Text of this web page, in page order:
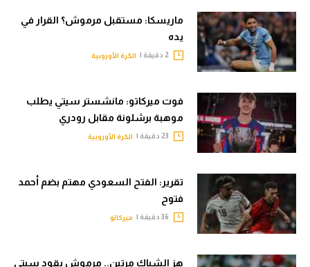
ماريسكا: مستقبل مرموش؟ القرار في
يده
الكرة الأوروبية
فوت ميركاتو: مانشستر سيتي يطلب
موهبة برشلونة مقابل رودري
الكرة الأوروبية
تقرير: الفتح السعودي مهتم بضم أحمد
فتوح
ميركاتو
هز الشباك مرتين.. مرموش يقود سيتي